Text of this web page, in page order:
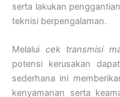
serta lakukan
teknisi berpengalaman.
Melalui cek transmisi
potensi kerusakan
sederhana ini
kenyamanan serta